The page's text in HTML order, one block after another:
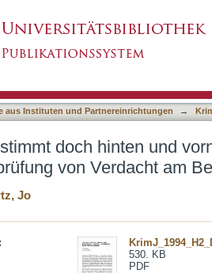
aus Instituten und Partnereinrichtungen →
doch hinten und
von Verdacht am
Jo
530. KB
PDF